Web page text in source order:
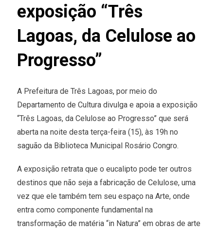
exposição “Três
Lagoas, da Celulose ao
Progresso”
A Prefeitura de Três Lagoas, por meio do
Departamento de Cultura divulga e apoia a exposição
“Três Lagoas, da Celulose ao Progresso” que será
aberta na noite desta terça-feira (15), às 19h no
saguão da Biblioteca Municipal Rosário Congro.
A exposição retrata que o eucalipto pode ter outros
destinos que não seja a fabricação de Celulose, uma
vez que ele também tem seu espaço na Arte, onde
entra como componente fundamental na
transformação de matéria “in Natura” em obras de arte